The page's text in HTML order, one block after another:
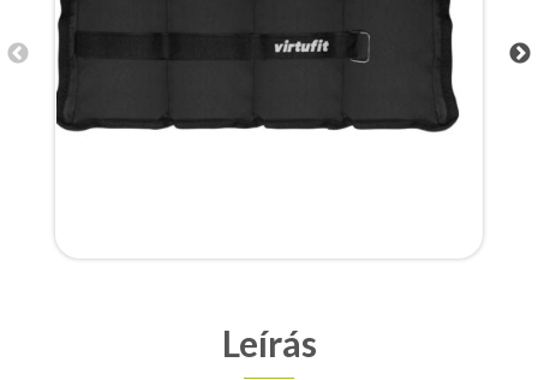
Leírás